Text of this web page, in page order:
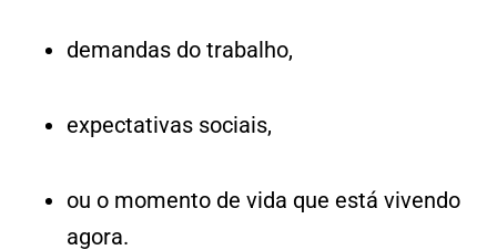
demandas do trabalho,
expectativas sociais,
ou o momento de vida que está vivendo
agora.